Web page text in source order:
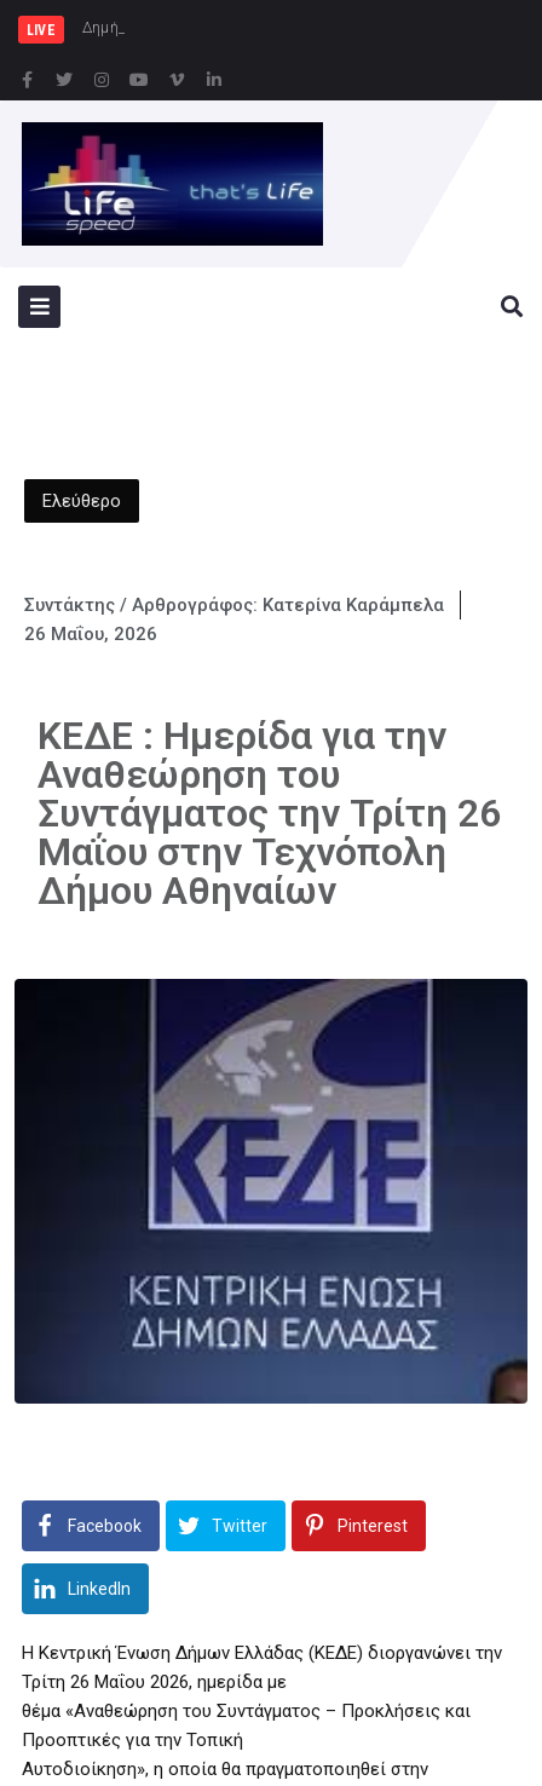
LIVE Δημήτρης Μελίδης: «Ο Σ
Ελεύθερο
Συντάκτης / Αρθρογράφος: Κατερίνα Καράμπελα
26 Μαΐου, 2026
ΚΕΔΕ : Ημερίδα για την
Αναθεώρηση του
Συντάγματος την Τρίτη 26
Μαΐου στην Τεχνόπολη
Δήμου Αθηναίων
Facebook Twitter Pinterest
LinkedIn
Η Κεντρική Ένωση Δήμων Ελλάδας (ΚΕΔΕ) διοργανώνει την
Τρίτη 26 Μαΐου 2026, ημερίδα με
θέμα «Αναθεώρηση του Συντάγματος – Προκλήσεις και
Προοπτικές για την Τοπική
Αυτοδιοίκηση», η οποία θα πραγματοποιηθεί στην